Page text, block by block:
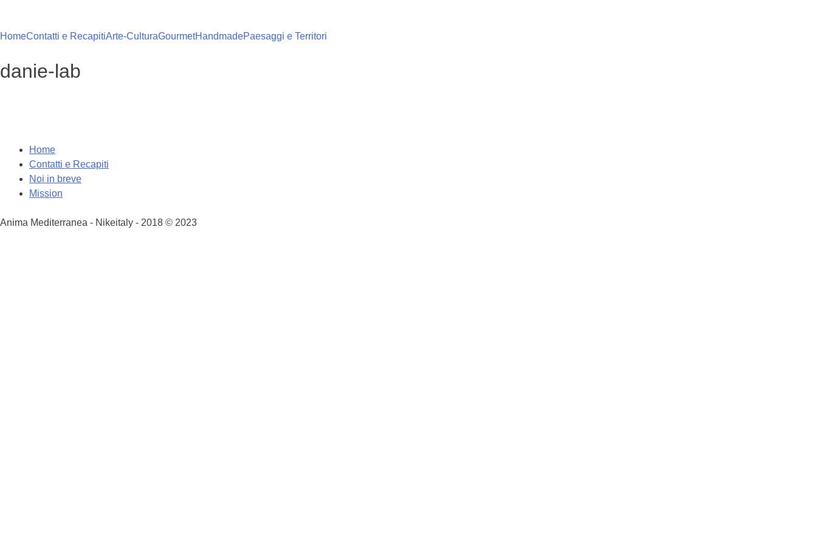
contenuto
HomeContatti e RecapitiArte-CulturaGourmetHandmadePaesaggi e Territori
danie-lab
Home
Contatti e Recapiti
Noi in breve
Mission
Anima Mediterranea - Nikeitaly - 2018 © 2023